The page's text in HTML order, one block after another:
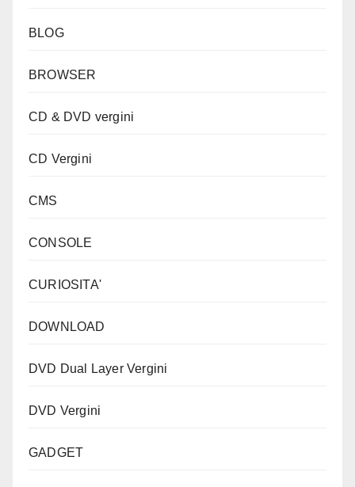
BLOG
BROWSER
CD & DVD vergini
CD Vergini
CMS
CONSOLE
CURIOSITA'
DOWNLOAD
DVD Dual Layer Vergini
DVD Vergini
GADGET